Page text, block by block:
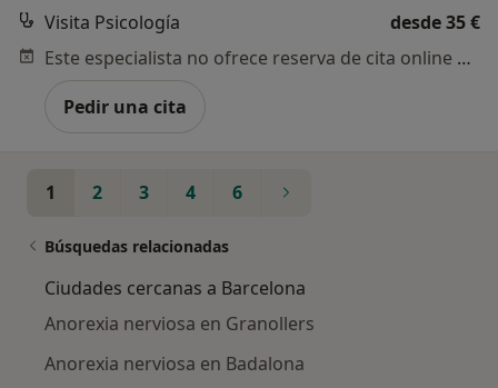
Visita Psicología
desde 35 €
Este especialista no ofrece reserva de cita online en esta dirección.
Pedir una cita
1 2 3 4 6
Búsquedas relacionadas
Ciudades cercanas a Barcelona
Anorexia nerviosa en Granollers
Anorexia nerviosa en Badalona